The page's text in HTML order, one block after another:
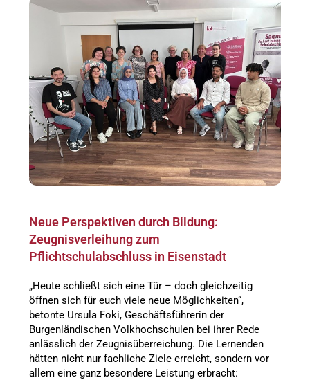
Neue Perspektiven durch Bildung:
Zeugnisverleihung zum
Pflichtschulabschluss in Eisenstadt
„Heute schließt sich eine Tür – doch gleichzeitig
öffnen sich für euch viele neue Möglichkeiten“,
betonte Ursula Foki, Geschäftsführerin der
Burgenländischen Volkhochschulen bei ihrer Rede
anlässlich der Zeugnisüberreichung. Die Lernenden
hätten nicht nur fachliche Ziele erreicht, sondern vor
allem eine ganz besondere Leistung erbracht: